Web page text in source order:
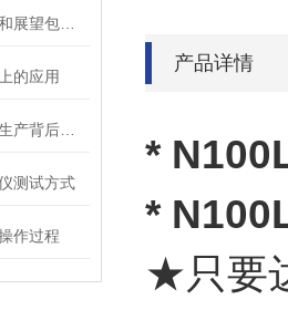
的应用
测试方式
作过程
产品详情
*
*
★只要